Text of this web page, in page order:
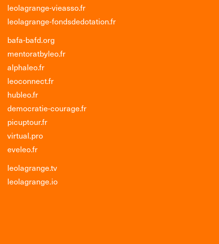
leolagrange-vieasso.fr
leolagrange-fondsdedotation.fr
bafa-bafd.org
mentoratbyleo.fr
alphaleo.fr
leoconnect.fr
hubleo.fr
democratie-courage.fr
picuptour.fr
virtual.pro
eveleo.fr
leolagrange.tv
leolagrange.io